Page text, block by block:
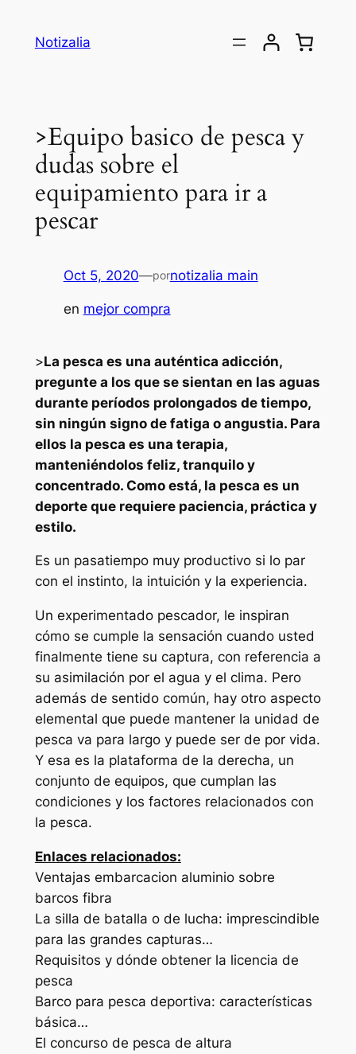
Notizalia
>Equipo basico de pesca y
dudas sobre el
equipamiento para ir a
pescar
Oct 5, 2020—pornotizalia main
en mejor compra
>La pesca es una auténtica adicción,
pregunte a los que se sientan en las aguas
durante períodos prolongados de tiempo,
sin ningún signo de fatiga o angustia. Para
ellos la pesca es una terapia,
manteniéndolos feliz, tranquilo y
concentrado. Como está, la pesca es un
deporte que requiere paciencia, práctica y
estilo.
Es un pasatiempo muy productivo si lo par
con el instinto, la intuición y la experiencia.
Un experimentado pescador, le inspiran
cómo se cumple la sensación cuando usted
finalmente tiene su captura, con referencia a
su asimilación por el agua y el clima. Pero
además de sentido común, hay otro aspecto
elemental que puede mantener la unidad de
pesca va para largo y puede ser de por vida.
Y esa es la plataforma de la derecha, un
conjunto de equipos, que cumplan las
condiciones y los factores relacionados con
la pesca.
Enlaces relacionados:
Ventajas embarcacion aluminio sobre
barcos fibra
La silla de batalla o de lucha: imprescindible
para las grandes capturas…
Requisitos y dónde obtener la licencia de
pesca
Barco para pesca deportiva: características
básica…
El concurso de pesca de altura